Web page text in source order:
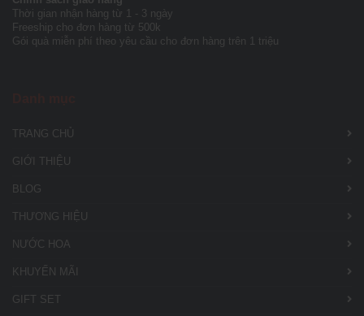
Thời gian nhận hàng từ 1 - 3 ngày
Freeship cho đơn hàng từ 500k
Gói quà miễn phí theo yêu cầu cho đơn hàng trên 1 triệu
TRANG CHỦ
GIỚI THIỆU
BLOG
THƯƠNG HIỆU
NƯỚC HOA
KHUYẾN MÃI
GIFT SET